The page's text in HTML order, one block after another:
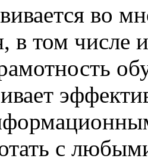
во
в том
с